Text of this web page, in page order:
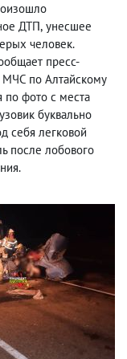
ДТП, унесшее
человек.
пресс-
МЧС по Алтайскому
по фото с места
буквально
себя легковой
после лобового